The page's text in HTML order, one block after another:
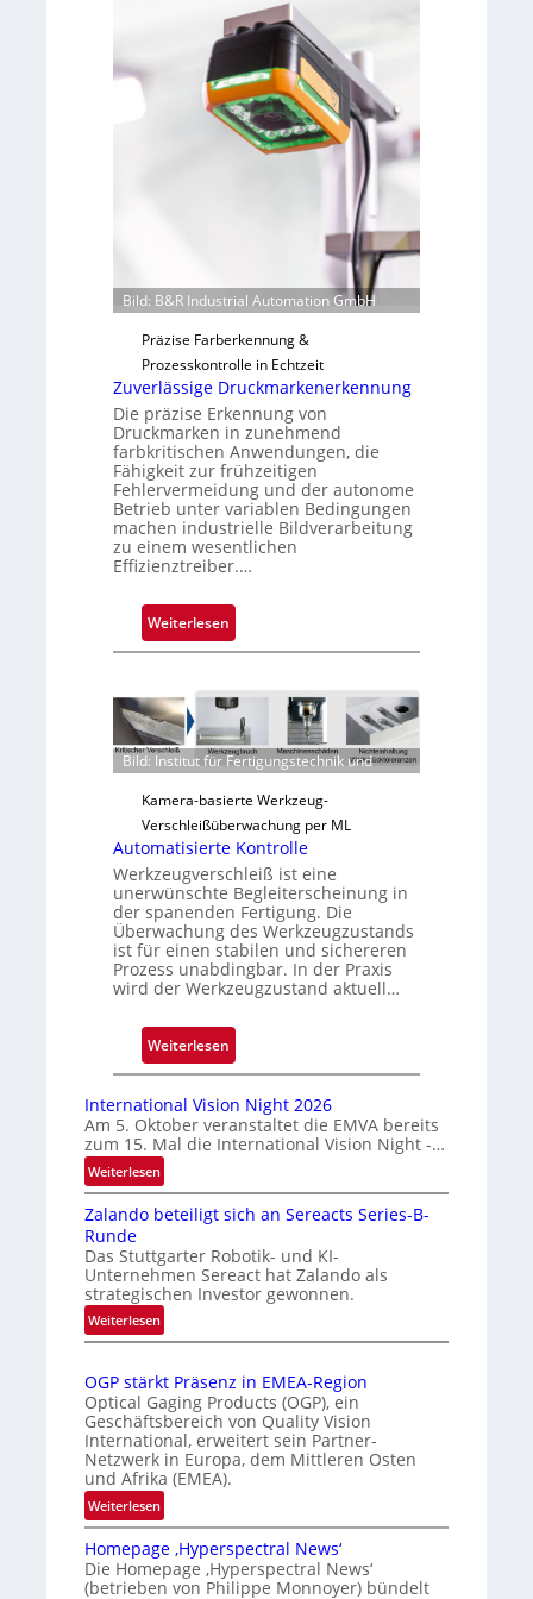
o
H
a
i
b
u
t
F
n
u
Bild: B&R Industrial Automation GmbH
Präzise Farberkennung &
Prozesskontrolle in Echtzeit
Zuverlässige Druckmarkenerkennung
Die präzise Erkennung von
Druckmarken in zunehmend
farbkritischen Anwendungen, die
Fähigkeit zur frühzeitigen
Fehlervermeidung und der autonome
Betrieb unter variablen Bedingungen
machen industrielle Bildverarbeitung
zu einem wesentlichen
Effizienztreiber.…
Weiterlesen:
Z
v
r
l
ä
s
s
i
g
e
D
r
u
k
m
r
k
n
e
r
k
e
n
n
g
Bild: Institut für Fertigungstechnik und
Kamera-basierte Werkzeug-
Verschleißüberwachung per ML
Automatisierte Kontrolle
Werkzeugverschleiß ist eine
unerwünschte Begleiterscheinung in
der spanenden Fertigung. Die
Überwachung des Werkzeugzustands
ist für einen stabilen und sichereren
Prozess unabdingbar. In der Praxis
wird der Werkzeugzustand aktuell…
Weiterlesen:
A
t
o
a
t
s
i
r
e
K
o
n
o
l
l
International Vision Night 2026
Am 5. Oktober veranstaltet die EMVA bereits
zum 15. Mal die International Vision Night -…
Weiterlesen:
I
n
e
r
n
a
o
n
a
l
V
i
s
i
o
Zalando beteiligt sich an Sereacts Series-B-
Runde
Das Stuttgarter Robotik- und KI-
Unternehmen Sereact hat Zalando als
strategischen Investor gewonnen.
Weiterlesen:
Z
l
a
n
d
o
b
e
t
e
i
OGP stärkt Präsenz in EMEA-Region
Optical Gaging Products (OGP), ein
Geschäftsbereich von Quality Vision
International, erweitert sein Partner-
Netzwerk in Europa, dem Mittleren Osten
und Afrika (EMEA).
Weiterlesen:
O
G
P
s
Homepage ‚Hyperspectral News‘
Die Homepage ‚Hyperspectral News‘
(betrieben von Philippe Monnoyer) bündelt